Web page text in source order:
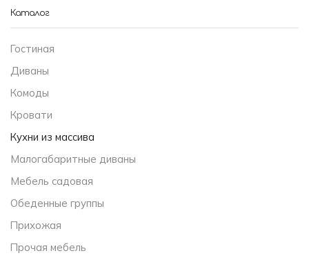
Каталог
Гостиная
Диваны
Комоды
Кровати
Кухни из массива
Малогабаритные диваны
Мебель садовая
Обеденные группы
Прихожая
Прочая мебель